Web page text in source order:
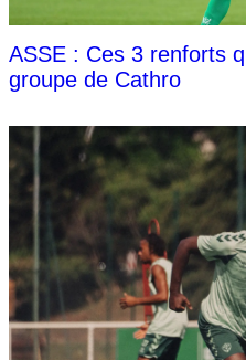
ASSE : Ces 3 renforts
groupe de Cathro